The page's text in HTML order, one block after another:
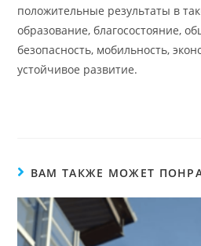
положительные результаты в
образование, благосостояние,
безопасность, мобильность,
устойчивое развитие.
ВАМ ТАКЖЕ МОЖЕТ